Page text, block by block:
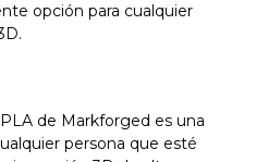
opción para cualquier
de Markforged es una
persona que esté